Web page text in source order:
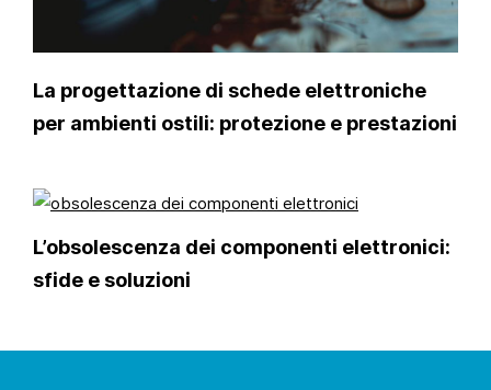
La progettazione di schede elettroniche
per ambienti ostili: protezione e prestazioni
L’obsolescenza dei componenti elettronici:
sfide e soluzioni